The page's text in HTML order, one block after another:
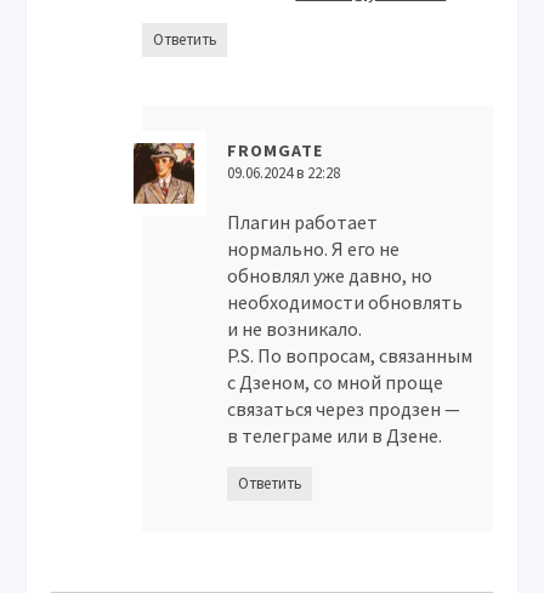
Ответить
FROMGATE
09.06.2024 в 22:28
Плагин работает
нормально. Я его не
обновлял уже давно, но
необходимости обновлять
и не возникало.
P.S. По вопросам, связанным
с Дзеном, со мной проще
связаться через продзен —
в телеграме или в Дзене.
Ответить